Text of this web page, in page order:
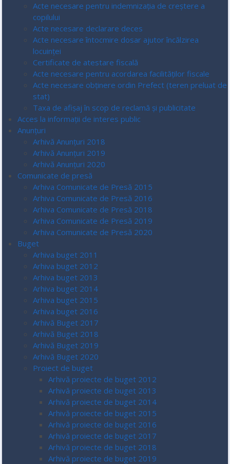
Acte necesare pentru indemnizația de creștere a
copilului
Acte necesare declarare deces
Acte necesare întocmire dosar ajutor încălzirea
locuinței
Certificate de atestare fiscală
Acte necesare pentru acordarea facilităților fiscale
Acte necesare obținere ordin Prefect (teren preluat de
stat)
Taxa de afișaj în scop de reclamă și publicitate
Acces la informaţii de interes public
Anunțuri
Arhivă Anunțuri 2018
Arhivă Anunțuri 2019
Arhivă Anunțuri 2020
Comunicate de presă
Arhiva Comunicate de Presă 2015
Arhiva Comunicate de Presă 2016
Arhiva Comunicate de Presă 2018
Arhiva Comunicate de Presă 2019
Arhiva Comunicate de Presă 2020
Buget
Arhiva buget 2011
Arhiva buget 2012
Arhiva buget 2013
Arhiva buget 2014
Arhiva buget 2015
Arhiva buget 2016
Arhivă Buget 2017
Arhivă Buget 2018
Arhivă Buget 2019
Arhivă Buget 2020
Proiect de buget
Arhivă proiecte de buget 2012
Arhivă proiecte de buget 2013
Arhivă proiecte de buget 2014
Arhivă proiecte de buget 2015
Arhivă proiecte de buget 2016
Arhivă proiecte de buget 2017
Arhivă proiecte de buget 2018
Arhivă proiecte de buget 2019